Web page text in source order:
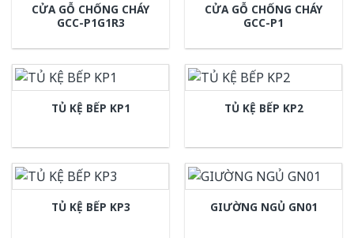
CỬA GỖ CHỐNG CHÁY
GCC-P1G1R3
CỬA GỖ CHỐNG CHÁY
GCC-P1
TỦ KỆ BẾP KP1 TỦ KỆ BẾP KP2
TỦ KỆ BẾP KP3 GIƯỜNG NGỦ GN01